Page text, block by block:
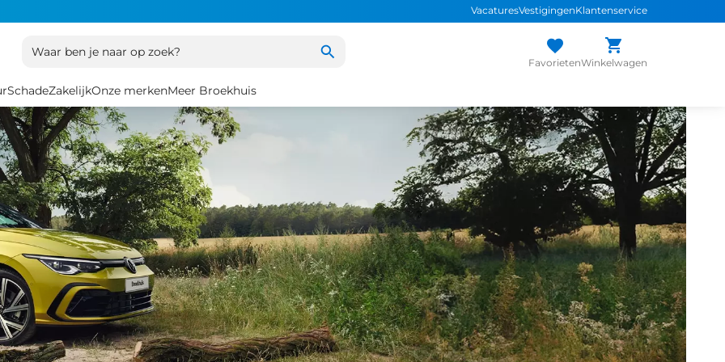
VacaturesVestigingenKlantenservice
Waar ben je naar op zoek?
FavorietenWinkelwagen
SchadeZakelijkOnze merkenMeer Broekhuis